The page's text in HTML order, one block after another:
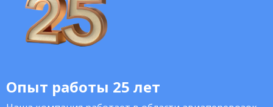
Опыт работы 25 лет